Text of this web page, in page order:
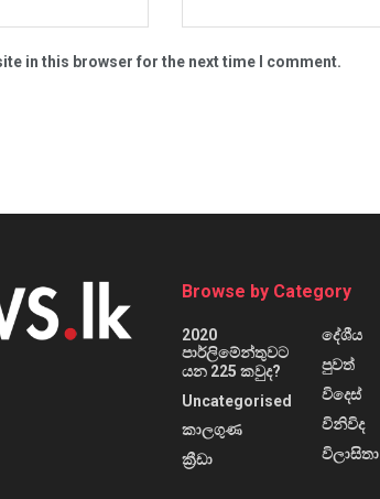
in this browser for the next time I comment.
Browse by Category
2020
පාර්ලිමේන්තුවට
යන 225 කවුද?
Uncategorised
කාලගුණ
ක්‍රීඩා
දේශීය
පුවත්
විදෙස්
විනිවිද
විලාසිතා